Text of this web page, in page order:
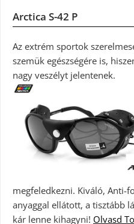
Arctica S-42 P
Az extrém sportok
szemük egészségére is,
nagy veszélyt jelentenek.
megfeledkezni. Kiváló, Anti-
anyaggal ellátott, a tisztább
kár lenne kihagyni! Olvasd